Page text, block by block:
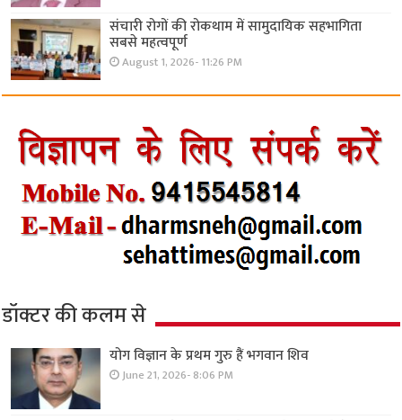
संचारी रोगों की रोकथाम में सामुदायिक सहभागिता
सबसे महत्वपूर्ण
August 1, 2026- 11:26 PM
डॉक्टर की कलम से
योग विज्ञान के प्रथम गुरु हैं भगवान शिव
June 21, 2026- 8:06 PM